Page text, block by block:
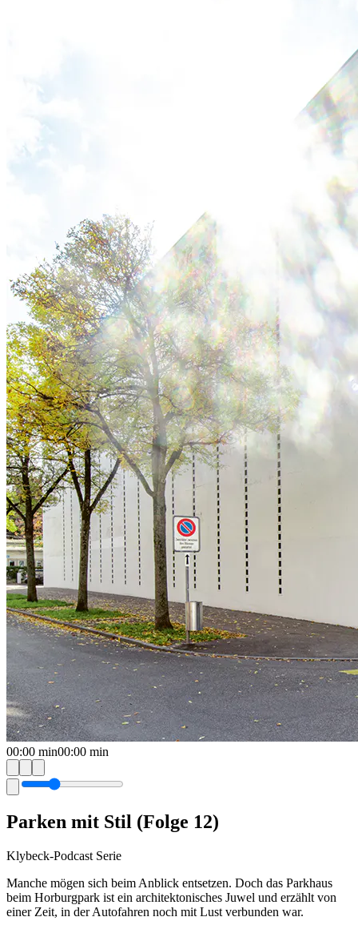
00:00 min00:00 min
Parken mit Stil (Folge 12)
Klybeck-Podcast Serie
Manche mögen sich beim Anblick entsetzen. Doch das Parkhaus
beim Horburgpark ist ein architektonisches Juwel und erzählt von
einer Zeit, in der Autofahren noch mit Lust verbunden war.